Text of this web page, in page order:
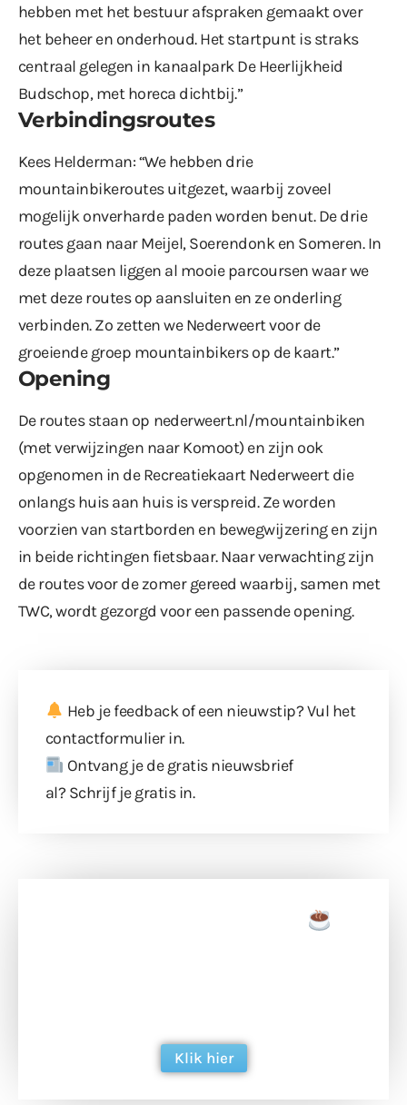
hebben met het bestuur afspraken gemaakt over
het beheer en onderhoud. Het startpunt is straks
centraal gelegen in kanaalpark De Heerlijkheid
Budschop, met horeca dichtbij.”
Verbindingsroutes
Kees Helderman: “We hebben drie
mountainbikeroutes uitgezet, waarbij zoveel
mogelijk onverharde paden worden benut. De drie
routes gaan naar Meijel, Soerendonk en Someren. In
deze plaatsen liggen al mooie parcoursen waar we
met deze routes op aansluiten en ze onderling
verbinden. Zo zetten we Nederweert voor de
groeiende groep mountainbikers op de kaart.”
Opening
De routes staan op nederweert.nl/mountainbiken
(met verwijzingen naar Komoot) en zijn ook
opgenomen in de Recreatiekaart Nederweert die
onlangs huis aan huis is verspreid. Ze worden
voorzien van startborden en bewegwijzering en zijn
in beide richtingen fietsbaar. Naar verwachting zijn
de routes voor de zomer gereed waarbij, samen met
TWC, wordt gezorgd voor een passende opening.
Heb je feedback of een nieuwstip? Vul het
contactformulierin.
Ontvang je de gratis nieuwsbrief
al? Schrijf je gratis in.
Klik hier